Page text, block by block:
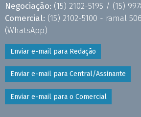
Negociação: (15) 2102-5195 / (15)
Comercial: (15) 2102-5100 - ramal
(WhatsApp)
Enviar e-mail para Redação
Enviar e-mail para Central/Assinante
Enviar e-mail para o Comercial